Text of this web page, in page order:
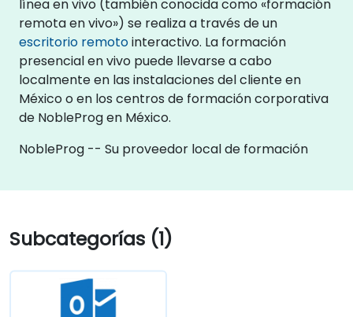
línea en vivo (también conocida como «formación
remota en vivo») se realiza a través de un
escritorio remotointeractivo. La formación
presencial en vivo puede llevarse a cabo
localmente en las instalaciones del cliente en
México o en los centros de formación corporativa
de NobleProg en México.
NobleProg -- Su proveedor local de formación
Subcategorías (1)